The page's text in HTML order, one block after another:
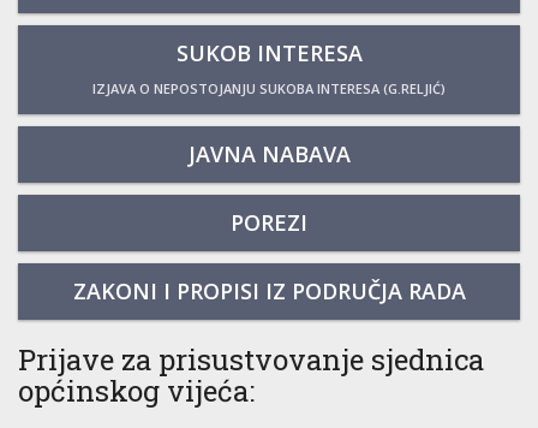
SUKOB INTERESA
IZJAVA O NEPOSTOJANJU SUKOBA INTERESA (G.RELJIĆ)
JAVNA NABAVA
POREZI
ZAKONI I PROPISI IZ PODRUČJA RADA
Prijave za prisustvovanje sjednica
općinskog vijeća: